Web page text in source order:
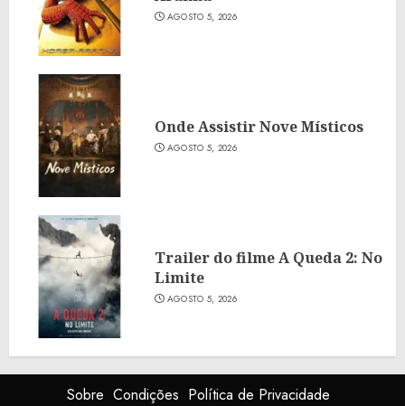
AGOSTO 5, 2026
Onde Assistir Nove Místicos
AGOSTO 5, 2026
Trailer do filme A Queda 2: No
Limite
AGOSTO 5, 2026
Sobre Condições Política de Privacidade